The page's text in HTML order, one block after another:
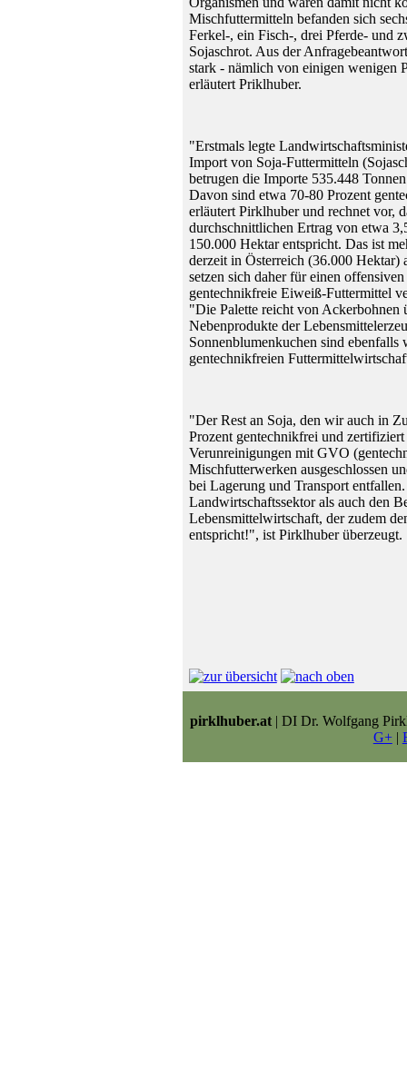
Mischfuttermitteln befanden sich
Ferkel-, ein Fisch-, drei Pferde- und
Sojaschrot. Aus der
stark - nämlich von einigen wenigen
erläutert Priklhuber.
"Erstmals legte
Import von Soja-Futtermitteln
betrugen die Importe 535.448
Davon sind etwa 70-80 Prozent
erläutert Pirklhuber und rechnet vor,
durchschnittlichen Ertrag von etwa
150.000 Hektar entspricht. Das ist
derzeit in Österreich (36.000 Hektar)
setzen sich daher für einen
gentechnikfreie Eiweiß-Futtermittel
"Die Palette reicht von Ackerbohnen
Nebenprodukte der
Sonnenblumenkuchen sind
gentechnikfreien
"Der Rest an Soja, den wir auch in
Prozent gentechnikfrei und
Verunreinigungen mit GVO
Mischfutterwerken ausgeschlossen
bei Lagerung und Transport
Landwirtschaftssektor als auch den
Lebensmittelwirtschaft, der zudem
entspricht!", ist Pirklhuber überzeugt.
pirklhuber.at | DI Dr. Wolfgang
G+|